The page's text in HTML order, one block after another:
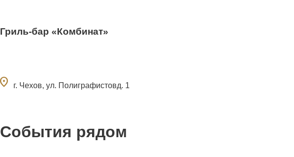
Гриль-бар «Комбинат»
г. Чехов, ул. Полиграфистовд. 1
События рядом